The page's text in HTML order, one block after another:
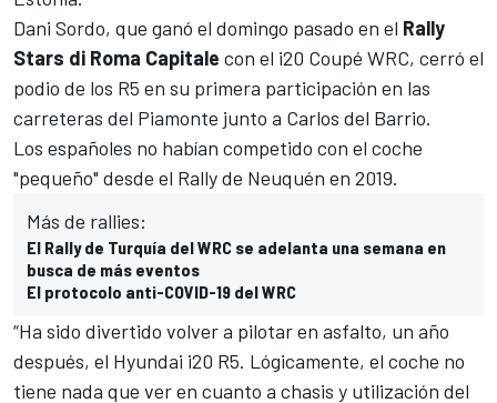
Dani Sordo, que ganó el domingo pasado en el Rally
Stars di Roma Capitale con el i20 Coupé WRC, cerró el
podio de los R5 en su primera participación en las
carreteras del Piamonte junto a Carlos del Barrio.
Los españoles no habían competido con el coche
"pequeño" desde el Rally de Neuquén en 2019.
Más de rallies:
El Rally de Turquía del WRC se adelanta una semana en
busca de más eventos
El protocolo anti-COVID-19 del WRC
“Ha sido divertido volver a pilotar en asfalto, un año
después, el Hyundai i20 R5. Lógicamente, el coche no
tiene nada que ver en cuanto a chasis y utilización del